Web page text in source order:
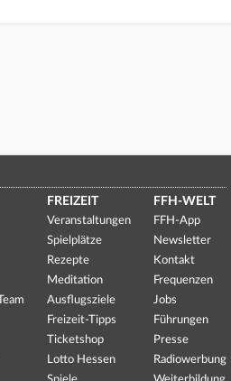
FREIZEIT
Veranstaltungen
Spielplätze
Rezepte
Meditation
Ausflugsziele
Freizeit-Tipps
Ticketshop
Lotto Hessen
FFH-WELT
FFH-App
Newsletter
Kontakt
Frequenzen
Jobs
Führungen
Presse
Radiowerbung